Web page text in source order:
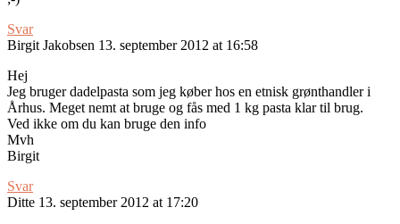
Svar
Birgit Jakobsen 13. september 2012 at 16:58
Hej
Jeg bruger dadelpasta som jeg køber hos en etnisk grønthandler i
Århus. Meget nemt at bruge og fås med 1 kg pasta klar til brug.
Ved ikke om du kan bruge den info
Mvh
Birgit
Svar
Ditte 13. september 2012 at 17:20